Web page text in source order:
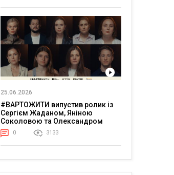
25.06.2026
#ВАРТОЖИТИ випустив ролик із
Сергієм Жаданом, Яніною
Соколовою та Олександром
Тереном про життя в постійній
напрузі
0 3133